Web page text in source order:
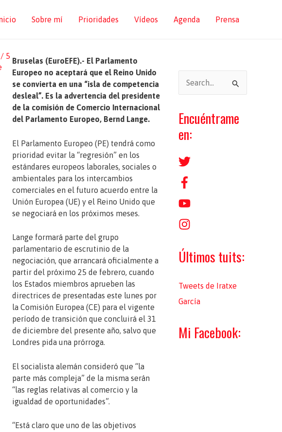
Sobre mí Prioridades Vídeos Agenda Prensa
/ 5
Bruselas (EuroEFE).- El Parlamento
Europeo no aceptará que el Reino Unido
se convierta en una “isla de competencia
desleal”. Es la advertencia del presidente
de la comisión de Comercio Internacional
del Parlamento Europeo, Bernd Lange.
El Parlamento Europeo (PE) tendrá como
prioridad evitar la “regresión” en los
estándares europeos laborales, sociales o
ambientales para los intercambios
comerciales en el futuro acuerdo entre la
Unión Europea (UE) y el Reino Unido que
se negociará en los próximos meses.
Lange formará parte del grupo
parlamentario de escrutinio de la
negociación, que arrancará oficialmente a
partir del próximo 25 de febrero, cuando
los Estados miembros aprueben las
directrices de presentadas este lunes por
la Comisión Europea (CE) para el vigente
período de transición que concluirá el 31
de diciembre del presente año, salvo que
Londres pida una prórroga.
El socialista alemán consideró que “la
parte más compleja” de la misma serán
“las reglas relativas al comercio y la
igualdad de oportunidades”.
“Está claro que uno de las objetivos
u
c
a
r
r
Encuéntrame
en:
Últimos tuits:
Tweets de Iratxe
García
Mi Facebook: